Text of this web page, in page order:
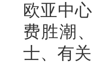
欧亚中
费胜潮
士、有